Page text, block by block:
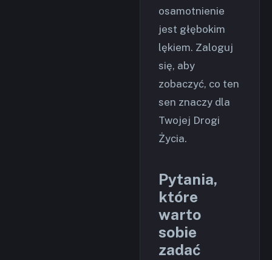
osamotnienie
jest głębokim
lękiem. Zaloguj
się, aby
zobaczyć, co ten
sen znaczy dla
Twojej Drogi
Życia.
Pytania,
które
warto
sobie
zadać